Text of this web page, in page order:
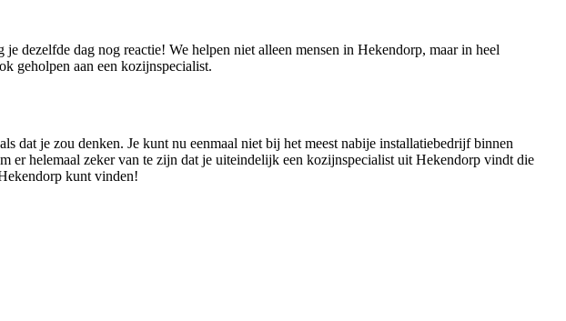
dezelfde dag nog reactie! We helpen niet alleen mensen in Hekendorp, maar in heel
geholpen aan een kozijnspecialist.
dat je zou denken. Je kunt nu eenmaal niet bij het meest nabije installatiebedrijf binnen
er helemaal zeker van te zijn dat je uiteindelijk een kozijnspecialist uit Hekendorp vindt die
kunt vinden!